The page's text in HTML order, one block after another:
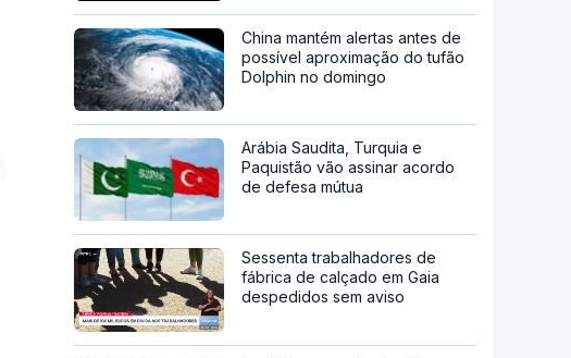
China mantém alertas antes de
possível aproximação do tufão
Dolphin no domingo
Arábia Saudita, Turquia e
Paquistão vão assinar acordo
de defesa mútua
Sessenta trabalhadores de
fábrica de calçado em Gaia
despedidos sem aviso